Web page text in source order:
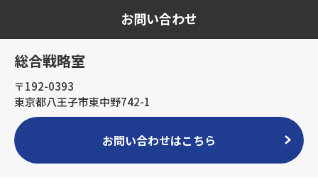
お問い合わせ
総合戦略室
〒192-0393
東京都八王子市東中野742-1
お問い合わせはこちら